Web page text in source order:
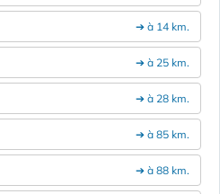
➔ à 14 km.
➔ à 25 km.
➔ à 28 km.
➔ à 85 km.
➔ à 88 km.